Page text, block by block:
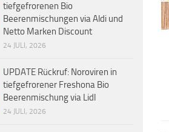
tiefgefrorenen Bio
Beerenmischungen via Aldi und
Netto Marken Discount
24 JULI, 2026
UPDATE Rückruf: Noroviren in
tiefgefrorener Freshona Bio
Beerenmischung via Lidl
24 JULI, 2026